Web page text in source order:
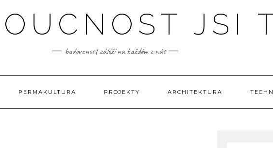
JSI
budoucnost záleží na každém z nás
PERMAKULTURA PROJEKTY ARCHITEKTURA